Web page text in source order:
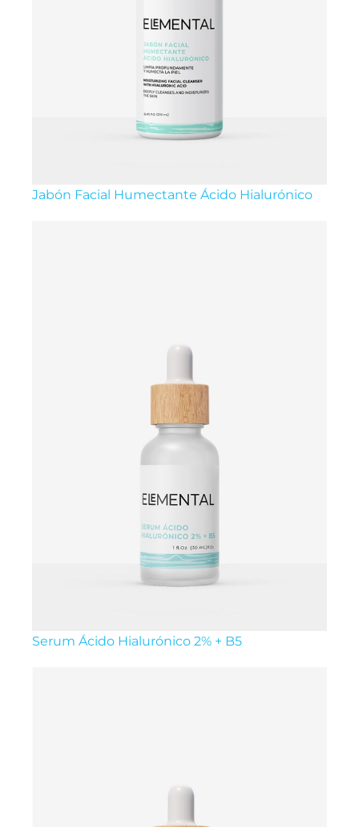
Jabón Facial Humectante Ácido Hialurónico
Serum Ácido Hialurónico 2% + B5